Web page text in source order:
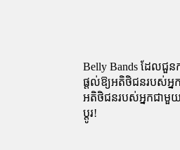
Belly Bands ដែលជួន
ផ្តល់ឱ្យអតិថិជនរបស់អ្ន
អតិថិជនរបស់អ្នកជាមួយ
ប្តូរ!